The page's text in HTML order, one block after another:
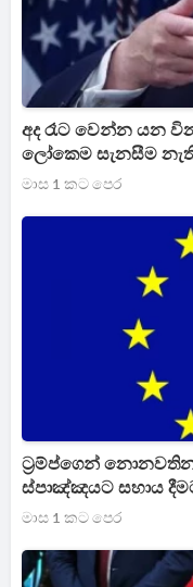
අද රෑට වෙන්න යන
ලෝකෙම සැනසීම
[UPDATE]
මාස 1 කට පෙර
ට්‍රම්ප්ගෙන්
ස්පාඤ්ඤයට සහාය
මාස 1 කට පෙර